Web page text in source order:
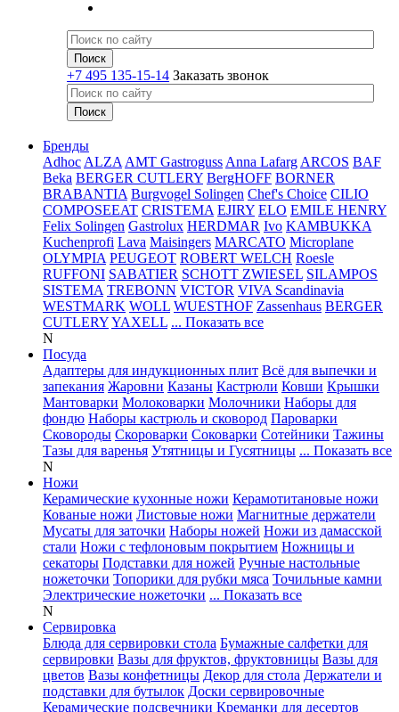
+7 495 135-15-14 Заказать звонок
Бренды
Adhoc ALZA AMT Gastroguss Anna Lafarg ARCOS BAF
Beka BERGER CUTLERY BergHOFF BORNER
BRABANTIA Burgvogel Solingen Chef's Choice CILIO
COMPOSEEAT CRISTEMA EJIRY ELO EMILE HENRY
Felix Solingen Gastrolux HERDMAR Ivo KAMBUKKA
Kuchenprofi Lava Maisingers MARCATO Microplane
OLYMPIA PEUGEOT ROBERT WELCH Roesle
RUFFONI SABATIER SCHOTT ZWIESEL SILAMPOS
SISTEMA TREBONN VICTOR VIVA Scandinavia
WESTMARK WOLL WUESTHOF Zassenhaus BERGER
CUTLERYYAXELL ... Показать все
N
Посуда
Адаптеры для индукционных плит Всё для выпечки и
запекания Жаровни Казаны Кастрюли Ковши Крышки
Мантоварки Молоковарки Молочники Наборы для
фондю Наборы кастрюль и сковород Пароварки
Сковороды Скороварки Соковарки Сотейники Тажины
Тазы для варенья Утятницы и Гусятницы ... Показать все
N
Ножи
Керамические кухонные ножи Керамотитановые ножи
Кованые ножи Листовые ножи Магнитные держатели
Мусаты для заточки Наборы ножей Ножи из дамасской
стали Ножи с тефлоновым покрытием Ножницы и
секаторы Подставки для ножей Ручные настольные
ножеточки Топорики для рубки мяса Точильные камни
Электрические ножеточки ... Показать все
N
Сервировка
Блюда для сервировки стола Бумажные салфетки для
сервировки Вазы для фруктов, фруктовницы Вазы для
цветов Вазы конфетницы Декор для стола Держатели и
подставки для бутылок Доски сервировочные
Керамические подсвечники Креманки для десертов